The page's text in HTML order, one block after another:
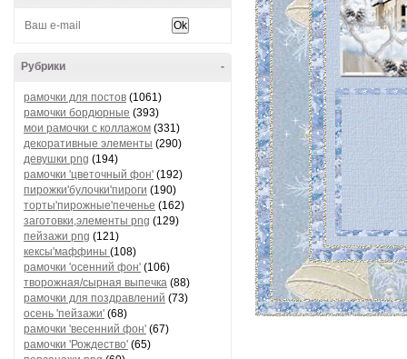
-
Рубрики
рамочки для постов (1061)
рамочки бордюрные (393)
мои рамочки с коллажом (331)
декоративные элементы (290)
девушки png (194)
рамочки 'цветочный фон' (192)
пирожки'булочки'пироги (190)
торты'пирожные'печенье (162)
заготовки,элементы png (129)
пейзажи png (121)
кексы'маффины (108)
рамочки 'осенний фон' (106)
творожная/сырная выпечка (88)
рамочки для поздравлений (73)
осень 'пейзажи' (68)
рамочки 'весенний фон' (67)
рамочки 'Рождество' (65)